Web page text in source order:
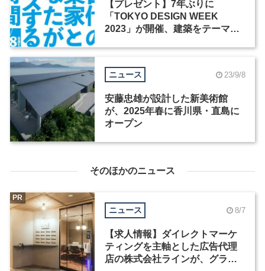
【プレゼント】7年ぶりに
「TOKYO DESIGN WEEK
2023」が開催、建築をテーマに
ニュース 23/9/8
安藤忠雄が設計した新美術館
が、2025年春に香川県・直島に
オープン
そのほかのニュース
ニュース 8/7
【求人情報】ダイレクトマーケ
ティングを主軸とした広告代理
店の株式会社ラインが、グラフ
PR